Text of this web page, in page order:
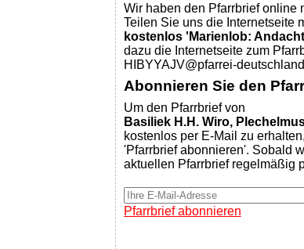
Wir haben den Pfarrbrief online
Teilen Sie uns die Internetseite
kostenlos 'Marienlob:
dazu die Internetseite zum
HIBYYAJV@pfarrei-
Abonnieren Sie den
Um den Pfarrbrief von
Basiliek H.H. Wiro,
kostenlos per E-Mail zu
'Pfarrbrief abonnieren'. Sobald
aktuellen Pfarrbrief regelmäßig
Pfarrbrief abonnieren